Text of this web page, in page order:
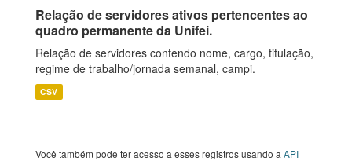
Relação de servidores ativos pertencentes ao
quadro permanente da Unifei.
Relação de servidores contendo nome, cargo, titulação,
regime de trabalho/jornada semanal, campi.
CSV
Você também pode ter acesso a esses registros usando a API